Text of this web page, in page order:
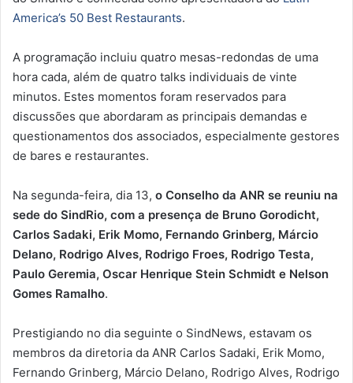
America’s 50 Best Restaurants.
A programação incluiu quatro mesas-redondas de uma
hora cada, além de quatro talks individuais de vinte
minutos. Estes momentos foram reservados para
discussões que abordaram as principais demandas e
questionamentos dos associados, especialmente gestores
de bares e restaurantes.
Na segunda-feira, dia 13, o Conselho da ANR se reuniu na
sede do SindRio, com a presença de Bruno Gorodicht,
Carlos Sadaki, Erik Momo, Fernando Grinberg, Márcio
Delano, Rodrigo Alves, Rodrigo Froes, Rodrigo Testa,
Paulo Geremia, Oscar Henrique Stein Schmidt e Nelson
Gomes Ramalho.
Prestigiando no dia seguinte o SindNews, estavam os
membros da diretoria da ANR Carlos Sadaki, Erik Momo,
Fernando Grinberg, Márcio Delano, Rodrigo Alves, Rodrigo